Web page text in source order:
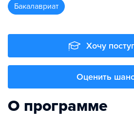
бакалавриат
Хочу
Оценить
О программе